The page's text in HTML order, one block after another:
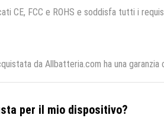
CE, FCC e ROHS e soddisfa tutti i
da Allbatteria.com ha una
per il mio dispositivo?